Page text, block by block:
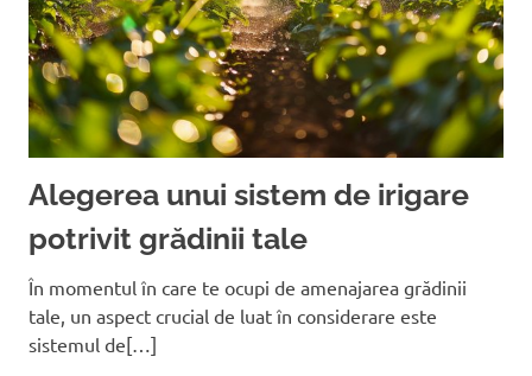
Alegerea unui sistem de irigare
potrivit grădinii tale
În momentul în care te ocupi de amenajarea grădinii
tale, un aspect crucial de luat în considerare este
sistemul de[…]